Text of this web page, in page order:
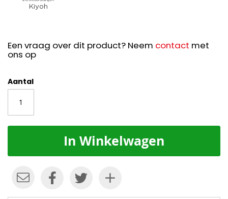
Een vraag over dit product? Neem contact met
ons op
Aantal
In Winkelwagen